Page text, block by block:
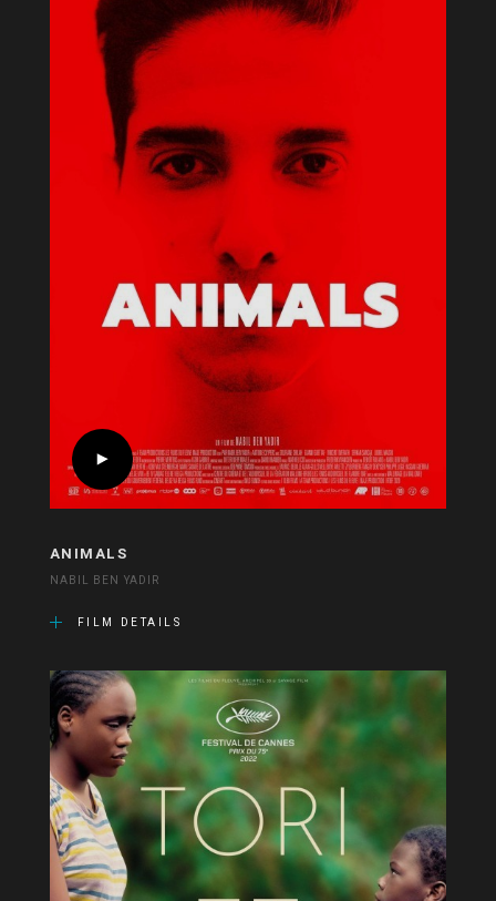
ANIMALS
NABIL BEN YADIR
FILM DETAILS